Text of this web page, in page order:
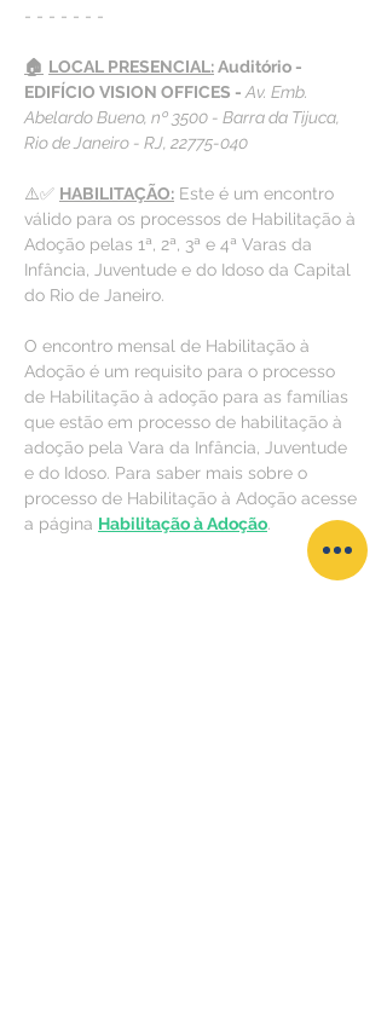
- - - - - - -
🏠 LOCAL PRESENCIAL: Auditório -
EDIFÍCIO VISION OFFICES - Av. Emb.
Abelardo Bueno, nº 3500 - Barra da Tijuca,
Rio de Janeiro - RJ, 22775-040
⚠️✅ HABILITAÇÃO: Este é um encontro
válido para os processos de Habilitação à
Adoção pelas 1ª, 2ª, 3ª e 4ª Varas da
Infância, Juventude e do Idoso da Capital
do Rio de Janeiro.
O encontro mensal de Habilitação à
Adoção é um requisito para o processo
de Habilitação à adoção para as famílias
que estão em processo de habilitação à
adoção pela Vara da Infância, Juventude
e do Idoso. Para saber mais sobre o
processo de Habilitação à Adoção acesse
a página Habilitação à Adoção.